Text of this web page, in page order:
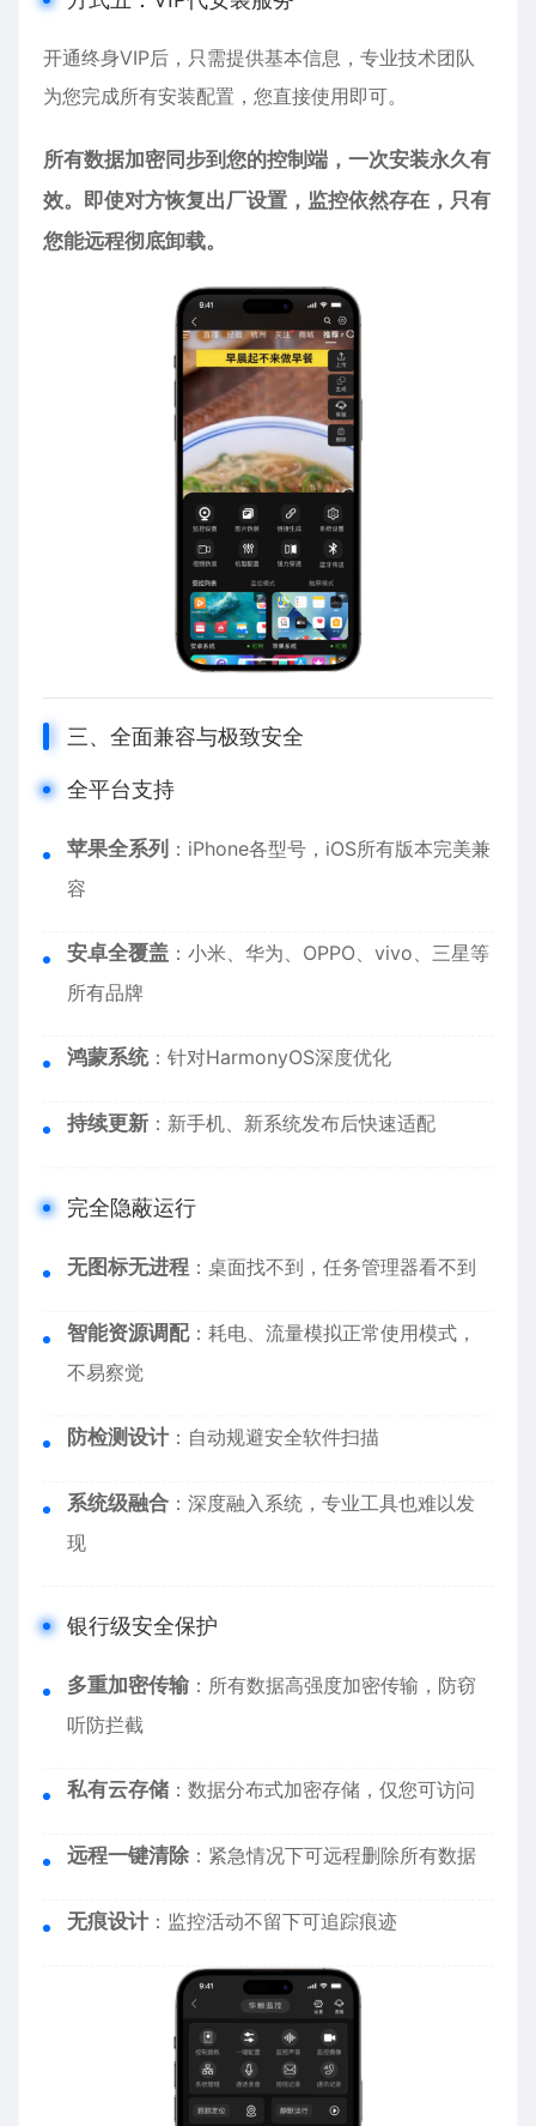
开通终身VIP后，只需提供基本信息，专业技术团队
为您完成所有安装配置，您直接使用即可。
所有数据加密同步到您的控制端，一次安装永久有
效。即使对方恢复出厂设置，监控依然存在，只有
您能远程彻底卸载。
三、全面兼容与极致安全
全平台支持
苹果全系列 ： iPhone各型号，iOS所有版本完美兼
容
安卓全覆盖 ：小米、华为、OPPO、vivo、三星等
所有品牌
鸿蒙系统：针对HarmonyOS深度优化
持续更新 ：新手机、新系统发布后快速适配
完全隐蔽运行
无图标无进程 ：桌面找不到，任务管理器看不到
智能资源调配：耗电、流量模拟正常使用模式，
不易察觉
防检测设计 ：自动规避安全软件扫描
系统级融合 ：深度融入系统，专业工具也难以发
现
银行级安全保护
多重加密传输 ：所有数据高强度加密传输，防窃
听防拦截
私有云存储 ：数据分布式加密存储，仅您可访问
远程一键清除 ：紧急情况下可远程删除所有数据
无痕设计 ：监控活动不留下可追踪痕迹